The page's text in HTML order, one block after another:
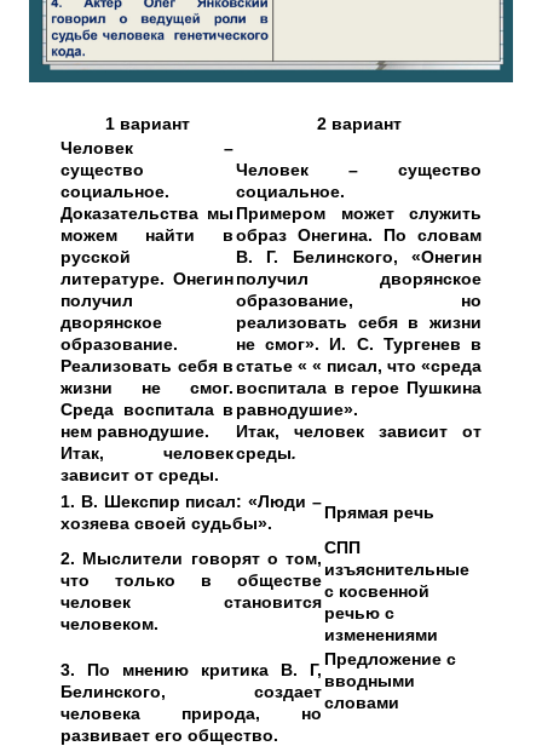
1 вариант
2 вариант
Человек –
существо
социальное.
Доказательства мы
можем найти в
русской
литературе. Онегин
получил
дворянское
образование.
Реализовать себя в
жизни не смог.
Среда воспитала в
нем равнодушие.
Итак, человек
зависит от среды.
Человек – существо
социальное.
Примером может служить
образ Онегина. По словам
В. Г. Белинского, «Онегин
получил дворянское
образование, но
реализовать себя в жизни
не смог». И. С. Тургенев в
статье « « писал, что «среда
воспитала в герое Пушкина
равнодушие».
Итак, человек зависит от
среды.
1. В. Шекспир писал: «Люди –
хозяева своей судьбы».
Прямая речь
2. Мыслители говорят о том,
что только в обществе
человек становится
человеком.
СПП
изъяснительные
с косвенной
речью с
изменениями
3. По мнению критика В. Г,
Белинского, создает
человека природа, но
развивает его общество.
Предложение с
вводными
словами